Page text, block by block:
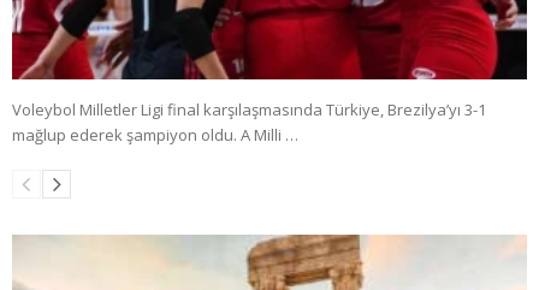
Voleybol Milletler Ligi final karşılaşmasında Türkiye, Brezilya’yı 3-1
mağlup ederek şampiyon oldu. A Milli …